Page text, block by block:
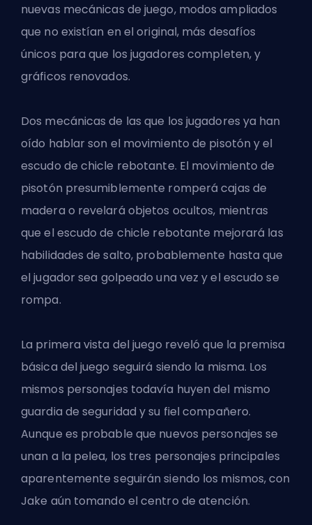
nuevas mecánicas de juego, modos ampliados
que no existían en el original, más desafíos
únicos para que los jugadores completen, y
gráficos renovados.
Dos mecánicas de las que los jugadores ya han
oído hablar son el movimiento de pisotón y el
escudo de chicle rebotante. El movimiento de
pisotón presumiblemente romperá cajas de
madera o revelará objetos ocultos, mientras
que el escudo de chicle rebotante mejorará las
habilidades de salto, probablemente hasta que
el jugador sea golpeado una vez y el escudo se
rompa.
La primera vista del juego reveló que la premisa
básica del juego seguirá siendo la misma. Los
mismos personajes todavía huyen del mismo
guardia de seguridad y su fiel compañero.
Aunque es probable que nuevos personajes se
unan a la pelea, los tres personajes principales
aparentemente seguirán siendo los mismos, con
Jake aún tomando el centro de atención.